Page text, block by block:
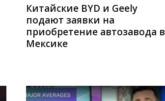
Китайские BYD и Geely
подают заявки на
приобретение автозавода в
Мексике